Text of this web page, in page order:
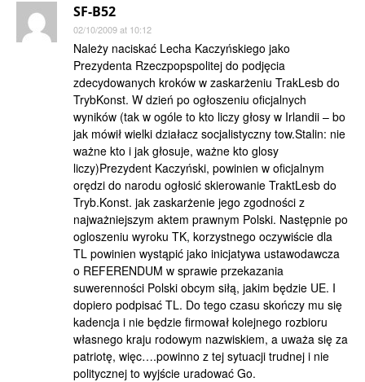
SF-B52
02/10/2009 at 10:12
Należy naciskać Lecha Kaczyńskiego jako
Prezydenta Rzeczpopspolitej do podjęcia
zdecydowanych kroków w zaskarżeniu TrakLesb do
TrybKonst. W dzień po ogłoszeniu oficjalnych
wyników (tak w ogóle to kto liczy głosy w Irlandii – bo
jak mówił wielki działacz socjalistyczny tow.Stalin: nie
ważne kto i jak głosuje, ważne kto glosy
liczy)Prezydent Kaczyński, powinien w oficjalnym
orędzi do narodu ogłosić skierowanie TraktLesb do
Tryb.Konst. jak zaskarżenie jego zgodności z
najważniejszym aktem prawnym Polski. Następnie po
ogloszeniu wyroku TK, korzystnego oczywiście dla
TL powinien wystąpić jako inicjatywa ustawodawcza
o REFERENDUM w sprawie przekazania
suwerenności Polski obcym siłą, jakim będzie UE. I
dopiero podpisać TL. Do tego czasu skończy mu się
kadencja i nie będzie firmował kolejnego rozbioru
własnego kraju rodowym nazwiskiem, a uważa się za
patriotę, więc….powinno z tej sytuacji trudnej i nie
politycznej to wyjście uradować Go.